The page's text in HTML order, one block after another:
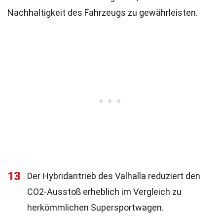
Nachhaltigkeit des Fahrzeugs zu gewährleisten.
13
Der Hybridantrieb des Valhalla reduziert den
CO2-Ausstoß erheblich im Vergleich zu
herkömmlichen Supersportwagen.